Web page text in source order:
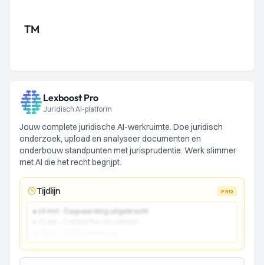
TM
Lexboost Pro
Juridisch AI-platform
Jouw complete juridische AI-werkruimte. Doe juridisch
onderzoek, upload en analyseer documenten en
onderbouw standpunten met jurisprudentie. Werk slimmer
met AI die het recht begrijpt.
Tijdlijn PRO
● 15 mrt - Dagvaarding uitgebracht